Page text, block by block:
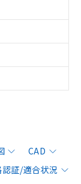
CAD
認証/適合状況